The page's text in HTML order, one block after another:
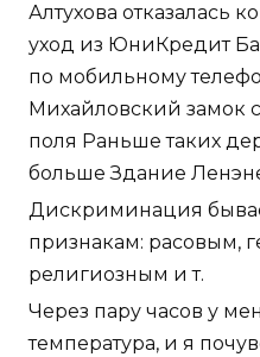
Алтухова отказалась
уход из ЮниКредит
по мобильному
Михайловский замок
поля Раньше таких
больше Здание
Дискриминация
признакам: расовым,
религиозным и т.
Через пару часов у
температура, и я